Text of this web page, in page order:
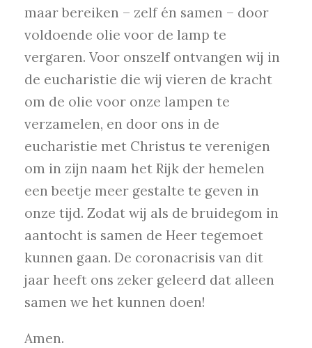
maar bereiken – zelf én samen – door
voldoende olie voor de lamp te
vergaren. Voor onszelf ontvangen wij in
de eucharistie die wij vieren de kracht
om de olie voor onze lampen te
verzamelen, en door ons in de
eucharistie met Christus te verenigen
om in zijn naam het Rijk der hemelen
een beetje meer gestalte te geven in
onze tijd. Zodat wij als de bruidegom in
aantocht is samen de Heer tegemoet
kunnen gaan. De coronacrisis van dit
jaar heeft ons zeker geleerd dat alleen
samen we het kunnen doen!
Amen.